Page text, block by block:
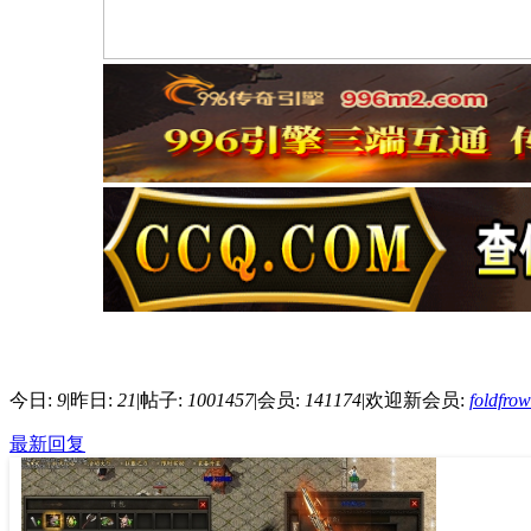
今日: 9|昨日: 21|帖子: 1001457|会员: 141174|欢迎新会员:
最新回复